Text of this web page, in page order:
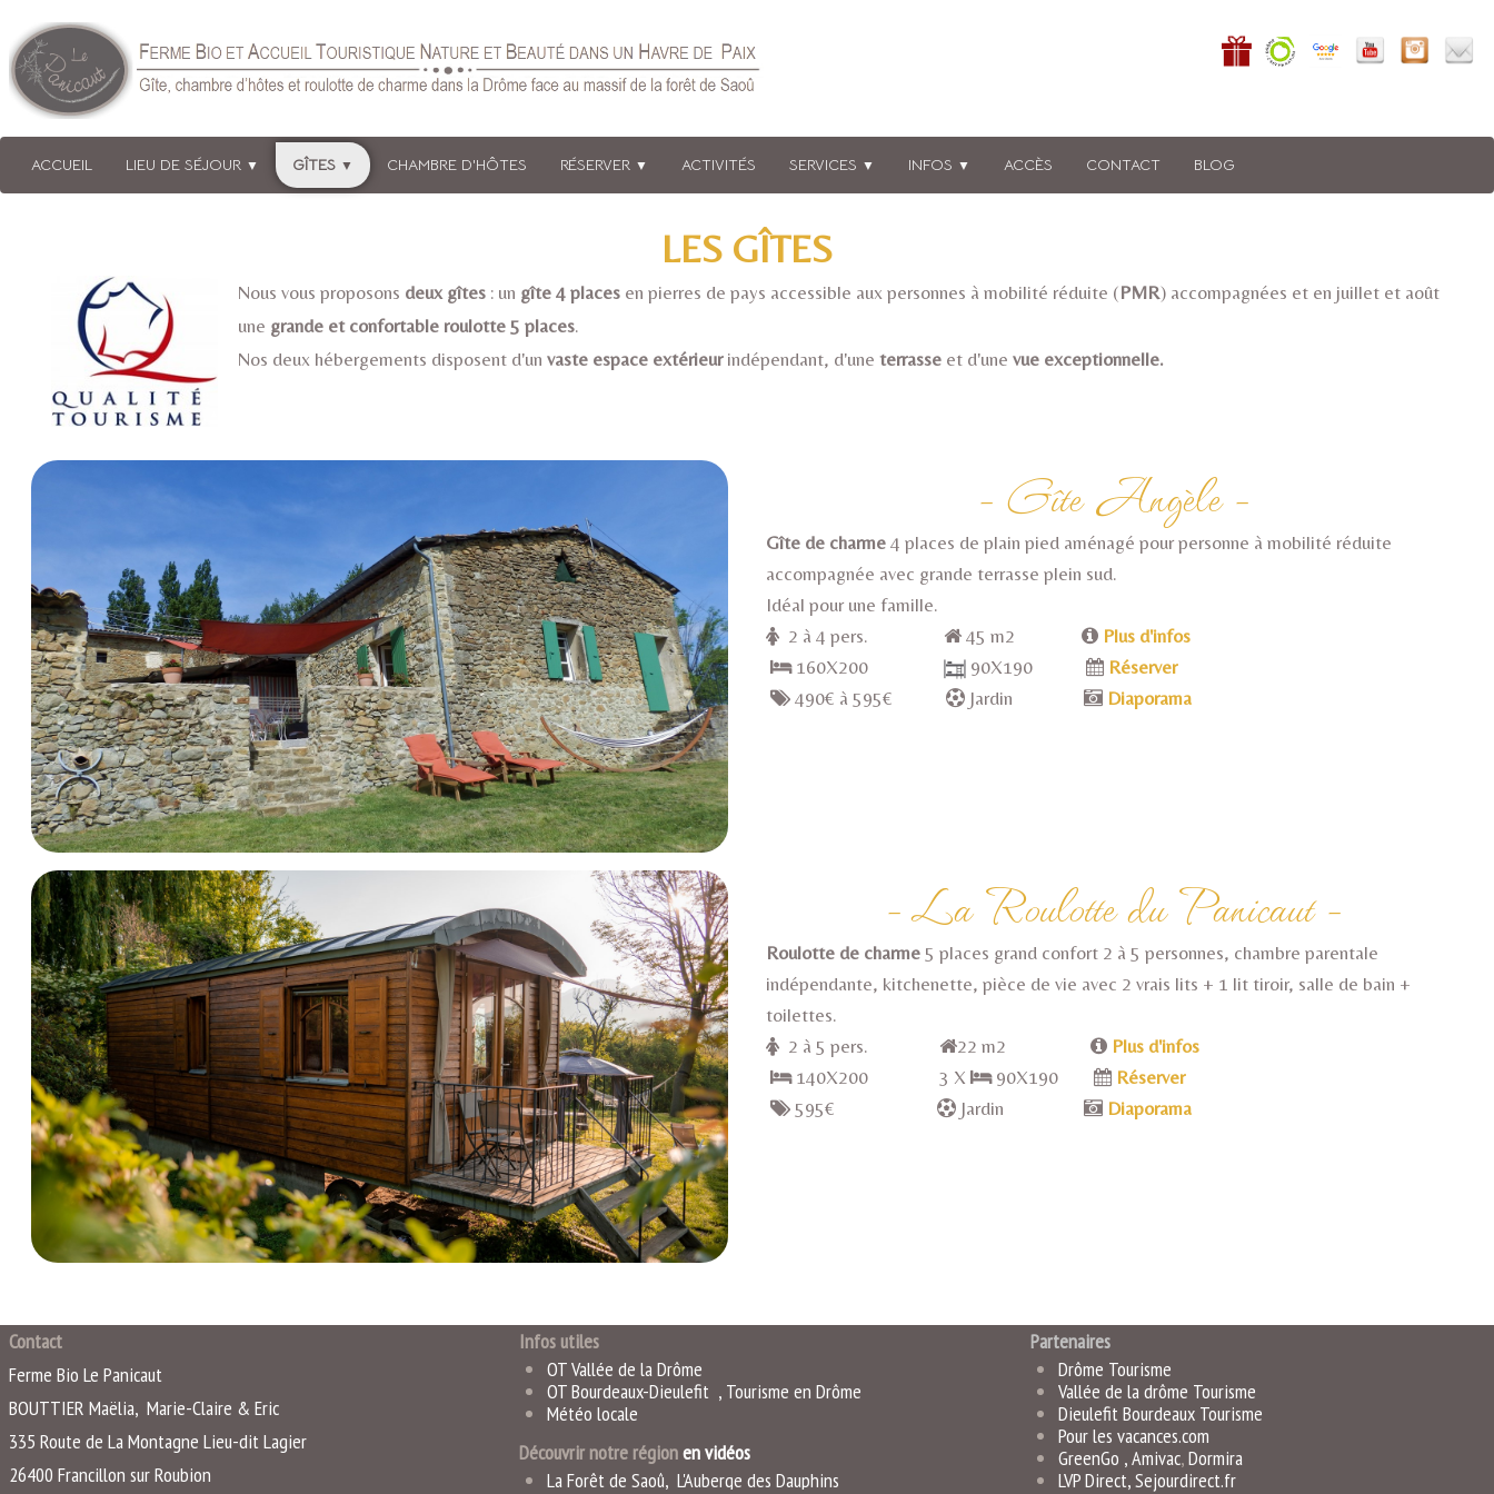
ACCUEIL LIEU DE SÉJOUR ▼ GÎTES ▼ CHAMBRE D'HÔTES RÉSERVER ▼ ACTIVITÉS SERVICES ▼ INFOS ▼ ACCÈS CONTACT BLOG
LES GÎTES
Nous vous proposons deux gîtes : un gîte 4 places en pierres de pays accessible aux personnes à mobilité réduite (PMR) accompagnées et en juillet et août
une grande et confortable roulotte 5 places.
Nos deux hébergements disposent d'un vaste espace extérieurindépendant, d'une terrasse et d'une vue exceptionnelle.
- Gîte Angèle -
Gîte de charme4 places de plain pied aménagé pour personne à mobilité réduite
accompagnée avec grande terrasse plein sud.
Idéal pour une famille.
2 à 4 pers.
45 m2
Plus d'infos
160X200
90X190
Réserver
490€ à 595€
Jardin Diaporama
- La Roulotte du Panicaut -
Roulotte de charme 5 places grand confort 2 à 5 personnes, chambre parentale
indépendante, kitchenette, pièce de vie avec 2 vrais lits + 1 lit tiroir, salle de bain +
toilettes.
2 à 5 pers.
22 m2
Plus d'infos
140X200 3 X
90X190
Réserver
595€
Jardin Diaporama
Contact
Ferme Bio Le Panicaut
BOUTTIER Maëlia, Marie-Claire & Eric
335 Route de La Montagne Lieu-dit Lagier
26400 Francillon sur Roubion
Infos utiles
OT Vallée de la Drôme
OT Bourdeaux-Dieulefit , Tourisme en Drôme
Météo locale
Découvrir notre régionen vidéos
La Forêt de Saoû,L'Auberge des Dauphins
Partenaires
Drôme Tourisme
Vallée de la drôme Tourisme
Dieulefit Bourdeaux Tourisme
Pour les vacances.com
GreenGo ,Amivac,Dormira
LVP Direct,Sejourdirect.fr